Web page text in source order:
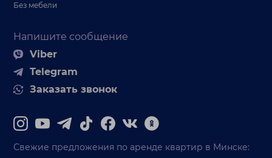
Напишите сообщение
Viber
Telegram
Заказать звонок
Без мебели
Свежие предложения по аренде квартир в Минске: